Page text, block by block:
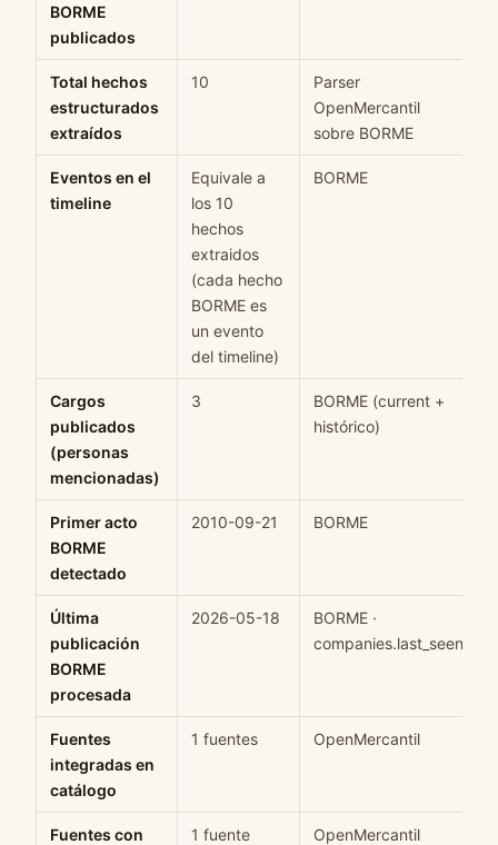
BORME
publicados
Total hechos
estructurados
extraídos
10
Parser
OpenMercantil
sobre BORME
Eventos en el
timeline
Equivale a
los 10
hechos
extraidos
(cada hecho
BORME es
un evento
del timeline)
BORME
Cargos
publicados
(personas
mencionadas)
3
BORME (current +
histórico)
Primer acto
BORME
detectado
2010-09-21 BORME
Última
publicación
BORME
procesada
2026-05-18
BORME ·
companies.last_seen
Fuentes
integradas en
catálogo
1 fuentes OpenMercantil
Fuentes con
1 fuente OpenMercantil